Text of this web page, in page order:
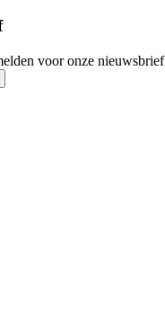
voor onze nieuwsbrief